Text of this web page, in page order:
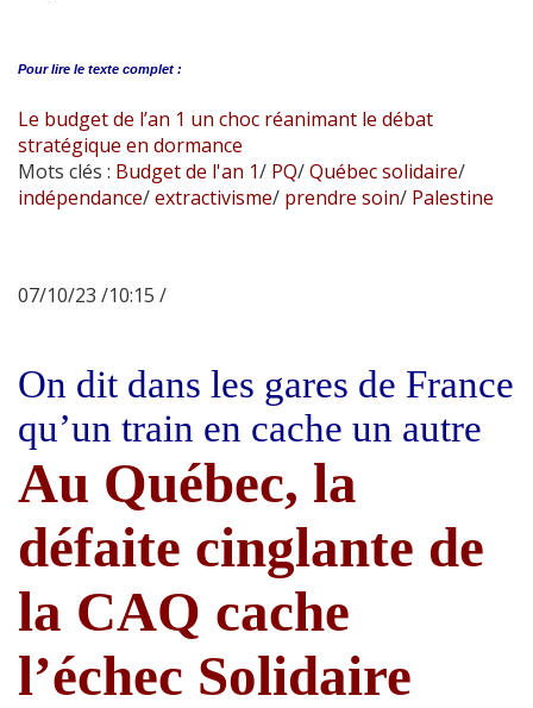
Pour lire le texte complet :
Le budget de l’an 1 un choc réanimant le débat
stratégique en dormance
Mots clés : Budget de l'an 1/ PQ/Québec solidaire/
indépendance/extractivisme/ prendre soin/ Palestine
07/10/23 /10:15 /
On dit dans les gares de France
qu’un train en cache un autre
Au Québec, la
défaite cinglante de
la CAQ cache
l’échec Solidaire